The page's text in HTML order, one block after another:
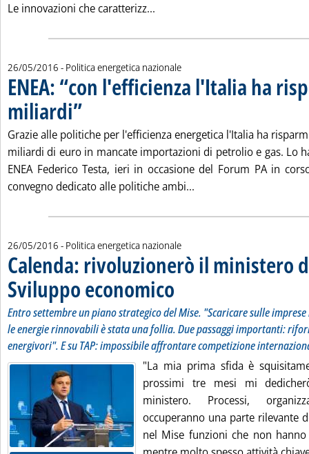
Le innovazioni che caratterizz...
26/05/2016 - Politica energetica nazionale
ENEA: “con l'efficienza l'Italia ha
miliardi”. Pubblicata giovedì 26 maggio 2016 alle 16.29.
Grazie alle politiche per l'efficienza energetica l'Italia ha
miliardi di euro in mancate importazioni di petrolio e gas. Lo
ENEA Federico Testa, ieri in occasione del Forum PA in
convegno dedicato alle politiche ambi...
26/05/2016 - Politica energetica nazionale
Calenda: rivoluzionerò il ministero
Sviluppo economico
Entro settembre un piano strategico del Mise. "Scaricare sulle
le energie rinnovabili è stata una follia. Due passaggi importanti:
energivori". E su TAP: impossibile affrontare competizione
"La mia prima sfida è
prossimi tre mesi mi
ministero. Processi,
occuperanno una parte rilevante
nel Mise funzioni che non